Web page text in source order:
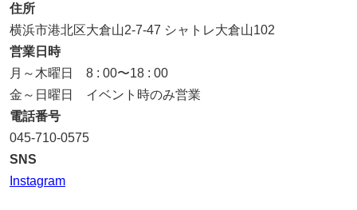
住所
横浜市港北区大倉山2-7-47 シャトレ大倉山102
営業日時
月～木曜日 8 : 00〜18 : 00
金～日曜日 イベント時のみ営業
電話番号
045-710-0575
SNS
Instagram